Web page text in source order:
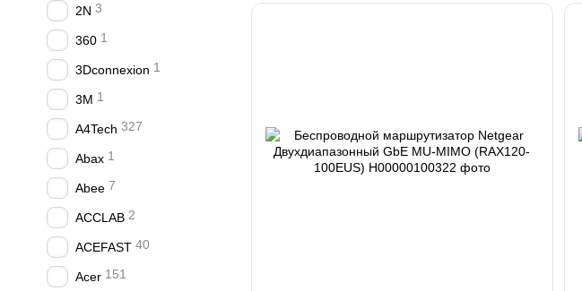
2N 3
360 1
3Dconnexion 1
3M 1
A4Tech 327
Abax 1
Abee 7
ACCLAB 2
ACEFAST 40
Acer 151